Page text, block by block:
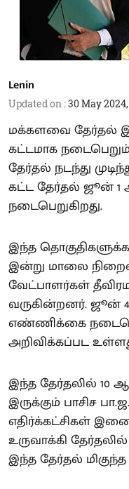
Lenin
Updated on :30 May
மக்களவை தேர்தல்
கட்டமாக
தேர்தல் நடந்து
கட்ட தேர்தல் ஜூன் 1
நடைபெறுகிறது.
இந்த
இன்று மாலை
வேட்பாளர்கள்
வருகின்றனர். ஜூன்
எண்ணிக்கை
அறிவிக்கப்பட
இந்த தேர்தலில் 10
இருக்கும் பாசிச
எதிர்க்கட்சிகள்
உருவாக்கி
இந்த தேர்தல்